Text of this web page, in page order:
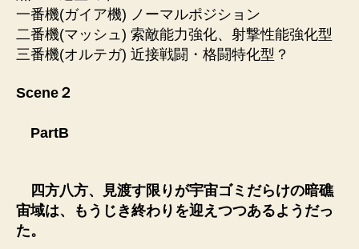
一番機(ガイア機) ノーマルポジション
二番機(マッシュ) 索敵能力強化、射撃性能強化型
三番機(オルテガ) 近接戦闘・格闘特化型？
Scene２
PartB
四方八方、見渡す限りが宇宙ゴミだらけの暗礁
宙域は、もうじき終わりを迎えつつあるようだっ
た。